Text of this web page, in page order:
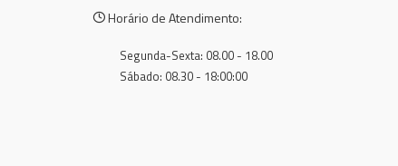
Horário de Atendimento:
Segunda-Sexta: 08.00 - 18.00
Sábado: 08.30 - 18:00:00